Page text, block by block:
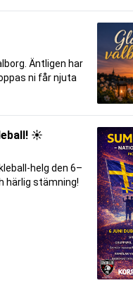
Äntligen har
ni får njuta
☀️
helg den 6–
härlig stämning!